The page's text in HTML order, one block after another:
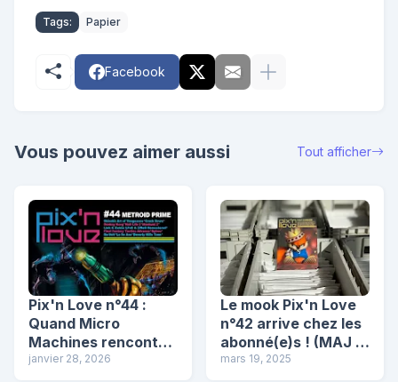
Tags: Papier
Facebook
Vous pouvez aimer aussi Tout afficher
Pix'n Love n°44 :
Quand Micro
Machines rencontre
Mario Kart (Re-Volt)
janvier 28, 2026
Le mook Pix'n Love
n°42 arrive chez les
abonné(e)s ! (MAJ :
et chez tout le
mars 19, 2025